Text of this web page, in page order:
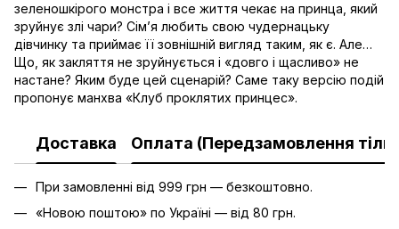
зеленошкірого монстра і все життя чекає на принца, який
зруйнує злі чари? Сім’я любить свою чудернацьку
дівчинку та приймає її зовнішній вигляд таким, як є. Але…
Що, як закляття не зруйнується і «довго і щасливо» не
настане? Яким буде цей сценарій? Саме таку версію подій
пропонує манхва «Клуб проклятих принцес».
Доставка Оплата (Передзамовлення
При замовленні від 999 грн — безкоштовно.
«Новою поштою» по Україні — від 80 грн.